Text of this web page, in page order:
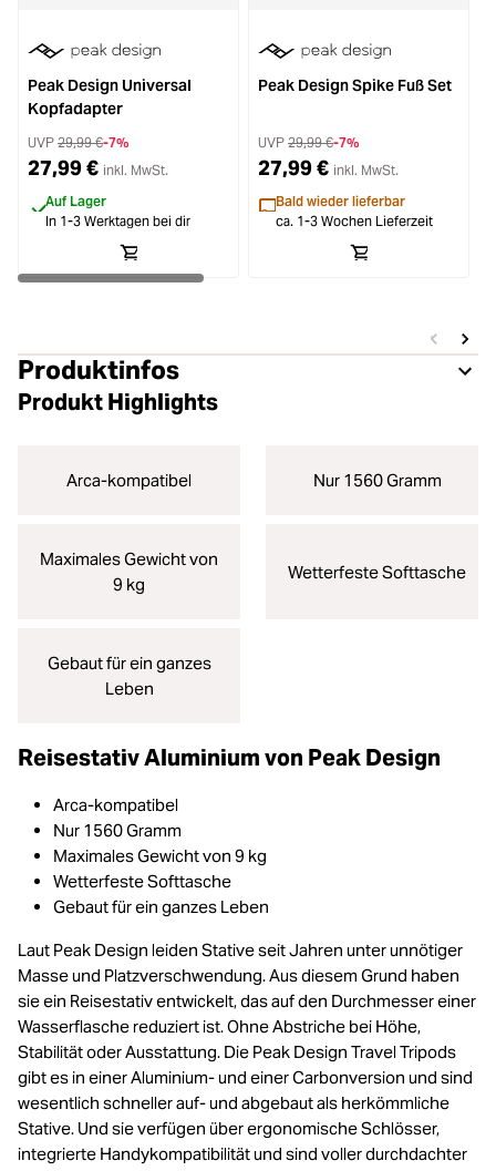
Peak Design Universal
Kopfadapter
UVP 29,99 €-7%
27,99 € inkl. MwSt.
Auf Lager
In 1-3 Werktagen bei dir
Peak Design Spike Fuß Set
UVP 29,99 €-7%
27,99 € inkl. MwSt.
Bald wieder lieferbar
ca. 1-3 Wochen Lieferzeit
Produktinfos
Produkt Highlights
Arca-kompatibel Nur 1560 Gramm
Maximales Gewicht von
9 kg
Wetterfeste Softtasche
Gebaut für ein ganzes
Leben
Reisestativ Aluminium von Peak Design
Arca-kompatibel
Nur 1560 Gramm
Maximales Gewicht von 9 kg
Wetterfeste Softtasche
Gebaut für ein ganzes Leben
Laut Peak Design leiden Stative seit Jahren unter unnötiger
Masse und Platzverschwendung. Aus diesem Grund haben
sie ein Reisestativ entwickelt, das auf den Durchmesser einer
Wasserflasche reduziert ist. Ohne Abstriche bei Höhe,
Stabilität oder Ausstattung. Die Peak Design Travel Tripods
gibt es in einer Aluminium- und einer Carbonversion und sind
wesentlich schneller auf- und abgebaut als herkömmliche
Stative. Und sie verfügen über ergonomische Schlösser,
integrierte Handykompatibilität und sind voller durchdachter